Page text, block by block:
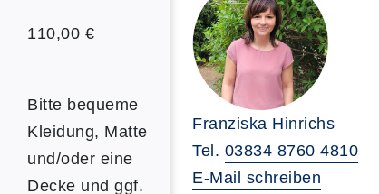
110,00 €
Bitte bequeme
Kleidung, Matte
und/oder eine
Decke und ggf.
Franziska Hinrichs
Tel. 03834 8760 4810
E-Mail schreiben